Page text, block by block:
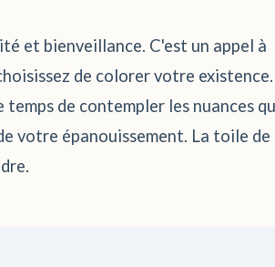
et bienveillance. C'est un appel à
de colorer votre existence.
de contempler les nuances
votre épanouissement. La toile de